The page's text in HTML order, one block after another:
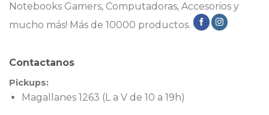
Notebooks Gamers, Computadoras, Accesorios y
mucho más! Más de 10000 productos.
Contactanos
Pickups:
Magallanes 1263 (L a V de 10 a 19h)